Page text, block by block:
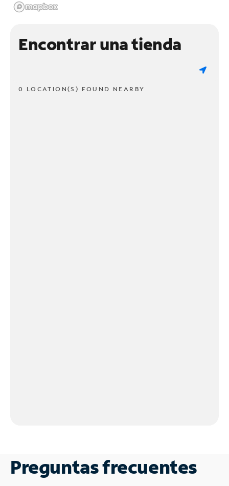
Encontrar una tienda
0 LOCATION(S) FOUND NEARBY
Preguntas frecuentes